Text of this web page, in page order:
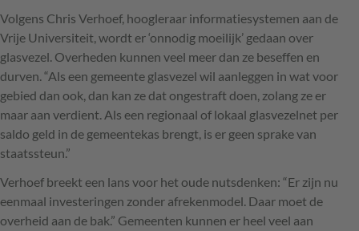
Volgens Chris Verhoef, hoogleraar informatiesystemen aan de
Vrije Universiteit, wordt er ‘onnodig moeilijk’ gedaan over
glasvezel. Overheden kunnen veel meer dan ze beseffen en
durven. “Als een gemeente glasvezel wil aanleggen in wat voor
gebied dan ook, dan kan ze dat ongestraft doen, zolang ze er
maar aan verdient. Als een regionaal of lokaal glasvezelnet per
saldo geld in de gemeentekas brengt, is er geen sprake van
staatssteun.”
Verhoef breekt een lans voor het oude nutsdenken: “Er zijn nu
eenmaal investeringen zonder afrekenmodel. Daar moet de
overheid aan de bak.” Gemeenten kunnen er heel veel aan